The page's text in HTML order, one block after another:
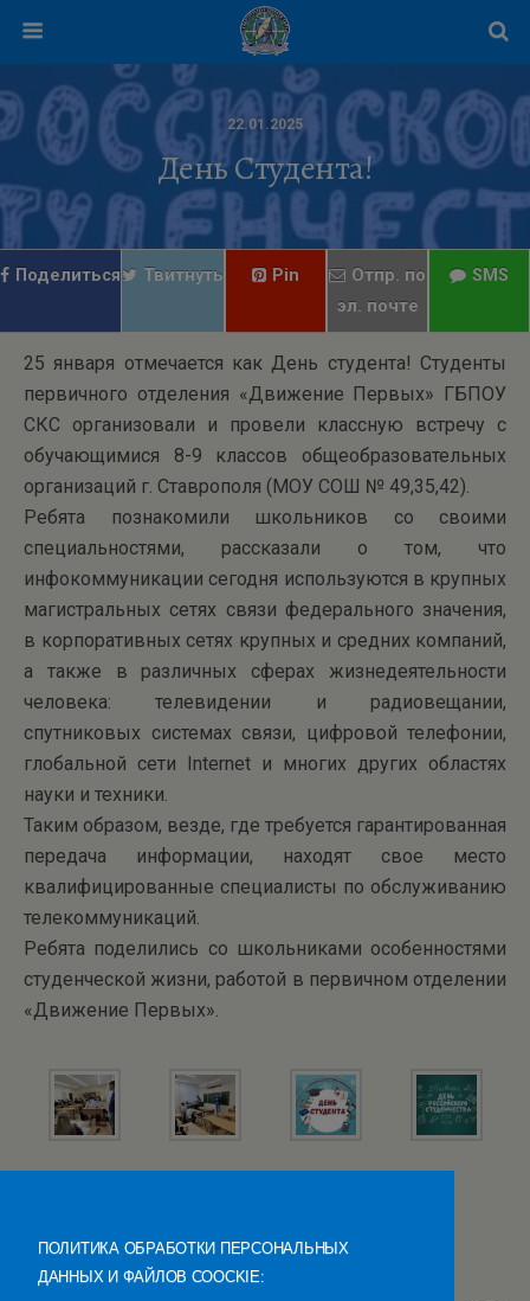
22.01.2025
День Студента!
Поделиться Твитнуть Pin
Отпр. по
эл. почте
SMS
25 января отмечается как День студента! Студенты
первичного отделения «Движение Первых» ГБПОУ
СКС организовали и провели классную встречу с
обучающимися 8-9 классов общеобразовательных
организаций г. Ставрополя (МОУ СОШ № 49,35,42).
Ребята познакомили школьников со своими
специальностями, рассказали о том, что
инфокоммуникации сегодня используются в крупных
магистральных сетях связи федерального значения,
в корпоративных сетях крупных и средних компаний,
а также в различных сферах жизнедеятельности
человека: телевидении и радиовещании,
спутниковых системах связи, цифровой телефонии,
глобальной сети Internet и многих других областях
науки и техники.
Таким образом, везде, где требуется гарантированная
передача информации, находят свое место
квалифицированные специалисты по обслуживанию
телекоммуникаций.
Ребята поделились со школьниками особенностями
студенческой жизни, работой в первичном отделении
«Движение Первых».
ПОЛИТИКА ОБРАБОТКИ ПЕРСОНАЛЬНЫХ
ДАННЫХ И ФАЙЛОВ COOCKIE: